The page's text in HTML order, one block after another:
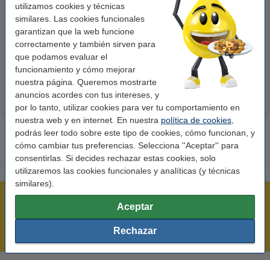
utilizamos cookies y técnicas
similares. Las cookies funcionales
garantizan que la web funcione
correctamente y también sirven para
que podamos evaluar el
funcionamiento y cómo mejorar
nuestra página. Queremos mostrarte
anuncios acordes con tus intereses, y
por lo tanto, utilizar cookies para ver tu comportamiento en
nuestra web y en internet. En nuestra política de cookies
podrás leer todo sobre este tipo de cookies, cómo funcionan, y
cómo cambiar tus preferencias. Selecciona ''Aceptar'' para
consentirlas. Si decides rechazar estas cookies, solo
utilizaremos las cookies funcionales y analíticas (y técnicas
similares).
Aceptar
Rechazar
123tinta Papel fotográfico
Premium Glossy brillo alto | 10 x
15 cm | 260g | 100 hojas
10,50 € Incl. 21% IVA
123tinta Pilas Alcalinas Xtreme
Power AA - LR06 - MN1500 - 24
unidades
14,50 € Incl. 21% IVA
¡Recibe en 24 horas!
Mejor Precio Garantizado